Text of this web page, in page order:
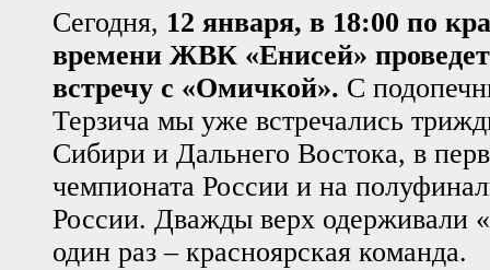
Сегодня, 12 января, в 18:00 по
времени ЖВК «Енисей»
встречу с «Омичкой». С
Терзича мы уже встречались
Сибири и Дальнего Востока, в
чемпионата России и на
России. Дважды верх одерживали
один раз – красноярская команда.